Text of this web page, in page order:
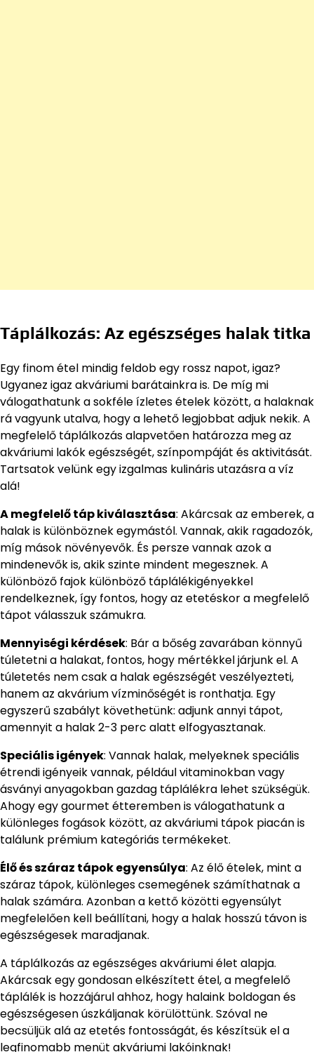
Táplálkozás: Az egészséges halak titka
Egy finom étel mindig feldob egy rossz napot, igaz?
Ugyanez igaz akváriumi barátainkra is. De míg mi
válogathatunk a sokféle ízletes ételek között, a halaknak
rá vagyunk utalva, hogy a lehető legjobbat adjuk nekik. A
megfelelő táplálkozás alapvetően határozza meg az
akváriumi lakók egészségét, színpompáját és aktivitását.
Tartsatok velünk egy izgalmas kulináris utazásra a víz
alá!
A megfelelő táp kiválasztása: Akárcsak az emberek, a
halak is különböznek egymástól. Vannak, akik ragadozók,
míg mások növényevők. És persze vannak azok a
mindenevők is, akik szinte mindent megesznek. A
különböző fajok különböző táplálékigényekkel
rendelkeznek, így fontos, hogy az etetéskor a megfelelő
tápot válasszuk számukra.
Mennyiségi kérdések: Bár a bőség zavarában könnyű
túletetni a halakat, fontos, hogy mértékkel járjunk el. A
túletetés nem csak a halak egészségét veszélyezteti,
hanem az akvárium vízminőségét is ronthatja. Egy
egyszerű szabályt követhetünk: adjunk annyi tápot,
amennyit a halak 2-3 perc alatt elfogyasztanak.
Speciális igények: Vannak halak, melyeknek speciális
étrendi igényeik vannak, például vitaminokban vagy
ásványi anyagokban gazdag táplálékra lehet szükségük.
Ahogy egy gourmet étteremben is válogathatunk a
különleges fogások között, az akváriumi tápok piacán is
találunk prémium kategóriás termékeket.
Élő és száraz tápok egyensúlya: Az élő ételek, mint a
száraz tápok, különleges csemegének számíthatnak a
halak számára. Azonban a kettő közötti egyensúlyt
megfelelően kell beállítani, hogy a halak hosszú távon is
egészségesek maradjanak.
A táplálkozás az egészséges akváriumi élet alapja.
Akárcsak egy gondosan elkészített étel, a megfelelő
táplálék is hozzájárul ahhoz, hogy halaink boldogan és
egészségesen úszkáljanak körülöttünk. Szóval ne
becsüljük alá az etetés fontosságát, és készítsük el a
legfinomabb menüt akváriumi lakóinknak!